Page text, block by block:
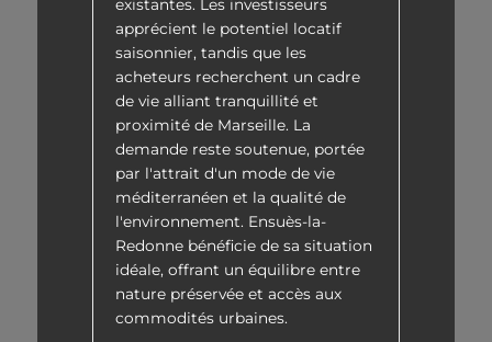
existantes. Les investisseurs
apprécient le potentiel locatif
saisonnier, tandis que les
acheteurs recherchent un cadre
de vie alliant tranquillité et
proximité de Marseille. La
demande reste soutenue, portée
par l'attrait d'un mode de vie
méditerranéen et la qualité de
l'environnement. Ensuès-la-
Redonne bénéficie de sa situation
idéale, offrant un équilibre entre
nature préservée et accès aux
commodités urbaines.